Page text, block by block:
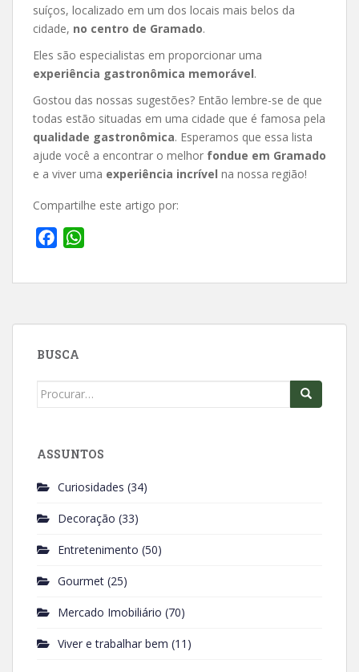
suíços, localizado em um dos locais mais belos da
cidade, no centro de Gramado.
Eles são especialistas em proporcionar uma
experiência gastronômica memorável.
Gostou das nossas sugestões? Então lembre-se de que
todas estão situadas em uma cidade que é famosa pela
qualidade gastronômica. Esperamos que essa lista
ajude você a encontrar o melhor fondue em Gramado
e a viver uma experiência incrível na nossa região!
Compartilhe este artigo por:
c
b
o
a
s
BUSCA
Search
ASSUNTOS
Curiosidades (34)
Decoração (33)
Entretenimento (50)
Gourmet (25)
Mercado Imobiliário (70)
Viver e trabalhar bem (11)